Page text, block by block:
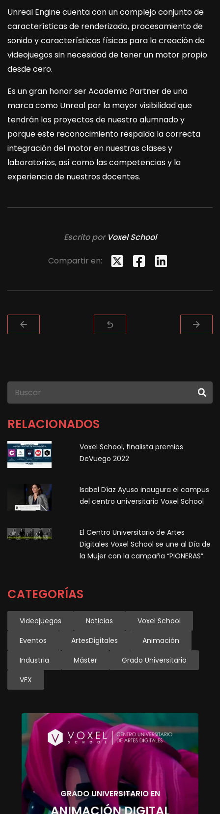
Unreal Engine cuenta con un complejo conjunto de
características de renderizado, procesamiento de
sonido y características físicas para la creación de
videojuegos sin necesidad de tener un motor propio
desde cero.
Es un gran honor ser Academic Partner de una
marca como Unreal por la mayor visibilidad que
tendrán los proyectos de nuestro alumnado y
porque este reconocimiento respalda la correcta
integración del motor en nuestras clases y
laboratorios, así como las competencias y la
experiencia de nuestros docentes.
Escrito por Voxel School
Compartir en:
RELACIONADOS
Voxel School, finalista premios
DeVuego 2022
Isabel Díaz Ayuso inaugura el campus
del centro universitario Voxel School
El Centro Universitario de Artes
Digitales Voxel School se une al Día de
la Mujer con la campaña “PIONERAS”.
CATEGORÍAS
Videojuegos Noticias
Voxel School
Eventos
ArtesDigitales
Animación
Industria
Máster
Grado Universitario
VFX
GRADO UNIVERSITARIO EN